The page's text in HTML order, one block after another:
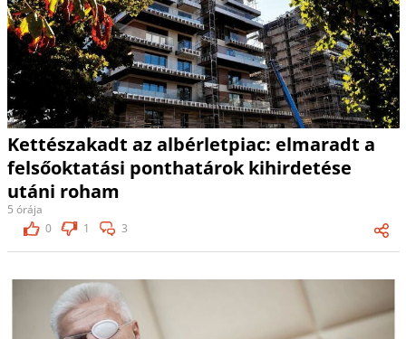
Kettészakadt az albérletpiac: elmaradt a
felsőoktatási ponthatárok kihirdetése
utáni roham
5 órája
0
1 3